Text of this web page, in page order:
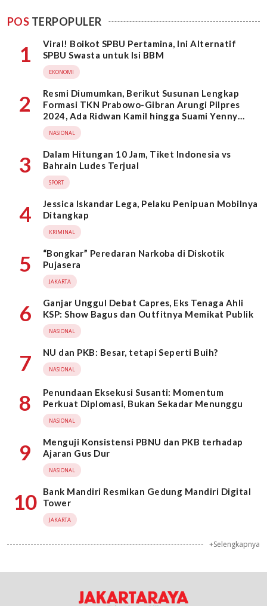
POS TERPOPULER
1
Viral! Boikot SPBU Pertamina, Ini Alternatif
SPBU Swasta untuk Isi BBM
EKONOMI
2
Resmi Diumumkan, Berikut Susunan Lengkap
Formasi TKN Prabowo-Gibran Arungi Pilpres
2024, Ada Ridwan Kamil hingga Suami Yenny
Wahid
NASIONAL
3
Dalam Hitungan 10 Jam, Tiket Indonesia vs
Bahrain Ludes Terjual
SPORT
4
Jessica Iskandar Lega, Pelaku Penipuan Mobilnya
Ditangkap
KRIMINAL
5
“Bongkar” Peredaran Narkoba di Diskotik
Pujasera
JAKARTA
6
Ganjar Unggul Debat Capres, Eks Tenaga Ahli
KSP: Show Bagus dan Outfitnya Memikat Publik
NASIONAL
7 NU dan PKB: Besar, tetapi Seperti Buih?
NASIONAL
8
Penundaan Eksekusi Susanti: Momentum
Perkuat Diplomasi, Bukan Sekadar Menunggu
NASIONAL
9
Menguji Konsistensi PBNU dan PKB terhadap
Ajaran Gus Dur
NASIONAL
10
Bank Mandiri Resmikan Gedung Mandiri Digital
Tower
JAKARTA
+Selengkapnya